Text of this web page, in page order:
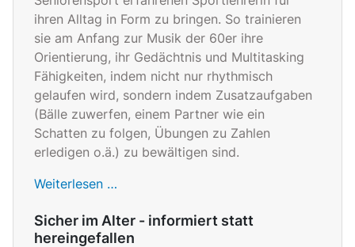
ihren Alltag in Form zu bringen. So trainieren
sie am Anfang zur Musik der 60er ihre
Orientierung, ihr Gedächtnis und Multitasking
Fähigkeiten, indem nicht nur rhythmisch
gelaufen wird, sondern indem Zusatzaufgaben
(Bälle zuwerfen, einem Partner wie ein
Schatten zu folgen, Übungen zu Zahlen
erledigen o.ä.) zu bewältigen sind.
Weiterlesen …
Sicher im Alter - informiert statt
hereingefallen